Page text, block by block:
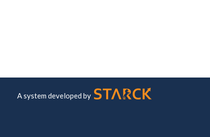
A system developed by